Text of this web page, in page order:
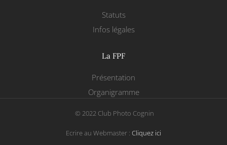
Statuts
Infos légales
La FPF
Présentation
Organigramme
© 2022 Club Photo Cognin
Ecrire au Webmaster : Cliquez ici